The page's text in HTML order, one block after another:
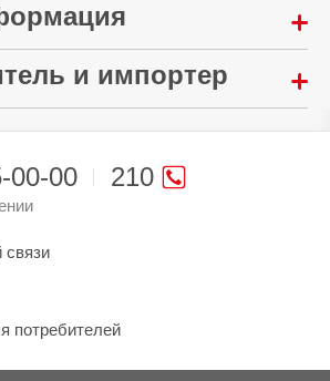
и импортер
Dashi Town, Panyu Dist.,
220026, г. Минск, пр-т
210
00-00
связи
потребителей